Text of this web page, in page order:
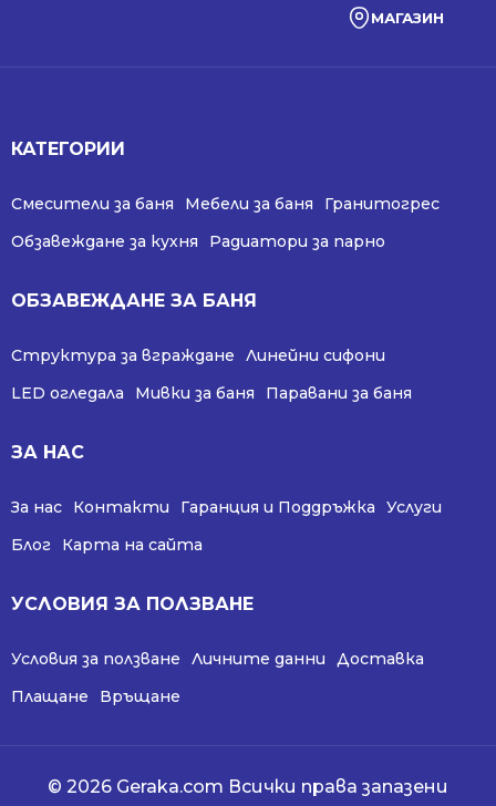
МАГАЗИН
КАТЕГОРИИ
Смесители за баня Мебели за баня
Гранитогрес
Обзавеждане за кухня
Радиатори за парно
ОБЗАВЕЖДАНЕ ЗА БАНЯ
Структура за вграждане
Линейни сифони
LED огледала
Мивки за баня Паравани за баня
ЗА НАС
За нас Контакти Гаранция и Поддръжка
Услуги
Блог
Карта на сайта
УСЛОВИЯ ЗА ПОЛЗВАНЕ
Условия за ползване Личните данни
Доставка
Плащане
Връщане
© 2026 Geraka.com Всички права запазени